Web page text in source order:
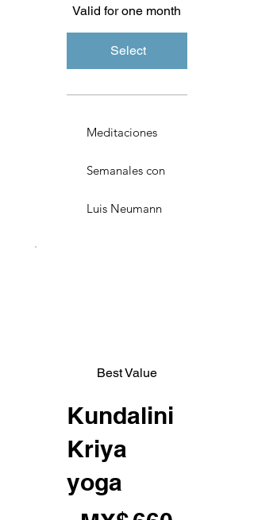
Valid for one month
Select
Meditaciones
Semanales con
Luis Neumann
Best Value
Kundalini
Kriya
yoga